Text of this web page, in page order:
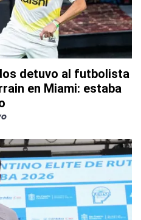
detuvo al futbolista
en Miami: estaba